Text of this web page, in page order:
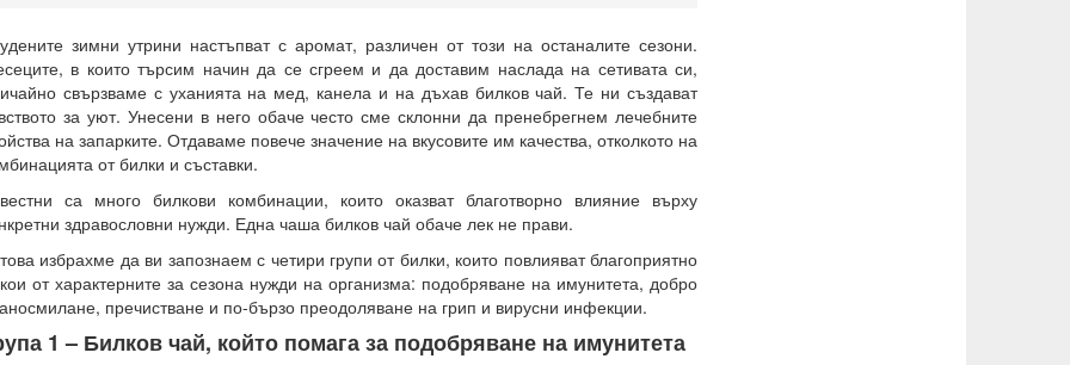
зимни утрини настъпват с аромат, различен от този на останалите сезони.
в които търсим начин да се сгреем и да доставим наслада на сетивата си,
свързваме с уханията на мед, канела и на дъхав билков чай. Те ни създават
за уют. Унесени в него обаче често сме склонни да пренебрегнем лечебните
на запарките. Отдаваме повече значение на вкусовите им качества, отколкото на
от билки и съставки.
са много билкови комбинации, които оказват благотворно влияние върху
здравословни нужди. Една чаша билков чай обаче лек не прави.
избрахме да ви запознаем с четири групи от билки, които повлияват благоприятно
от характерните за сезона нужди на организма: подобряване на имунитета, добро
пречистване и по-бързо преодоляване на грип и вирусни инфекции.
1 – Билков чай, който помага за подобряване на имунитета